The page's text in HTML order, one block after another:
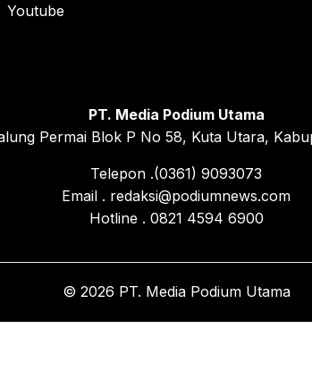
Youtube
PT. Media Podium Utama
Permai Blok P No 58, Kuta Utara,
Telepon .(0361) 9093073
Email . redaksi@podiumnews.com
Hotline . 0821 4594 6900
© 2026 PT. Media Podium Utama